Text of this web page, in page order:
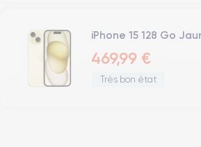
iPhone 15 128 Go
469,99 €
Très bon état